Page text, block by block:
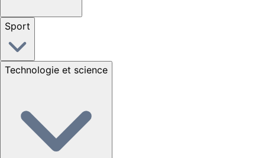
Sport
Technologie et science